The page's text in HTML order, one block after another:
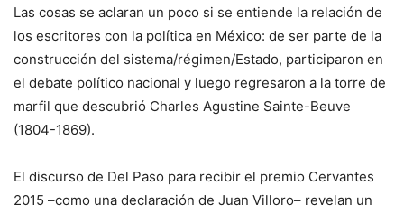
Las cosas se aclaran un poco si se entiende la relación de
los escritores con la política en México: de ser parte de la
construcción del sistema/régimen/Estado, participaron en
el debate político nacional y luego regresaron a la torre de
marfil que descubrió Charles Agustine Sainte-Beuve
(1804-1869).
El discurso de Del Paso para recibir el premio Cervantes
2015 –como una declaración de Juan Villoro– revelan un